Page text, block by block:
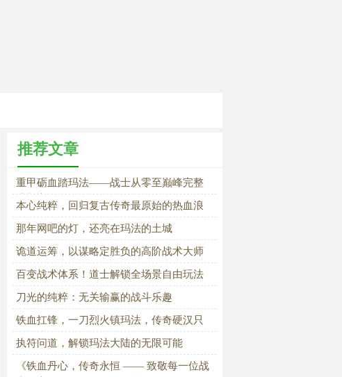
推荐文章
重甲砺血踏玛法——战士从零至巅峰完整
成长之路
本心纯粹，回归复古传奇最原始的热血浪
漫
那年网吧的灯，还亮在玛法的土城
诡道运筹，以谋略定胜负的高阶战术大师
百变战术体系！道士解锁全场景自由玩法
刀光的纯粹：无关输赢的战斗乐趣
铁血扛锋，一刀烈火镇玛法，传奇硬汉只
玩战士
执符问道，解锁玛法大陆的无限可能
《铁血丹心，传奇永恒 —— 致敬每一位战